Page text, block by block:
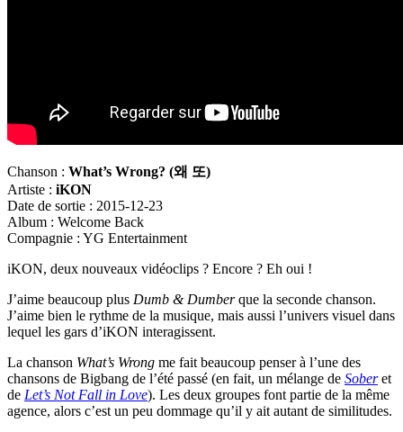
Chanson : What’s Wrong? (왜 또)
Artiste : iKON
Date de sortie : 2015-12-23
Album : Welcome Back
Compagnie : YG Entertainment
iKON, deux nouveaux vidéoclips ? Encore ? Eh oui !
J’aime beaucoup plus Dumb & Dumberque la seconde chanson.
J’aime bien le rythme de la musique, mais aussi l’univers visuel dans
lequel les gars d’iKON interagissent.
La chanson What’s Wrong me fait beaucoup penser à l’une des
chansons de Bigbang de l’été passé (en fait, un mélange de Soberet
de Let’s Not Fall in Love). Les deux groupes font partie de la même
agence, alors c’est un peu dommage qu’il y ait autant de similitudes.